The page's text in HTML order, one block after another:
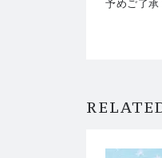
予めご了承